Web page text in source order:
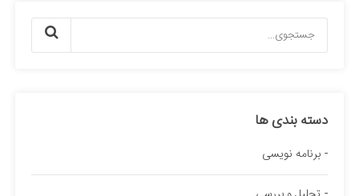
دسته بندی ها
برنامه نویسی